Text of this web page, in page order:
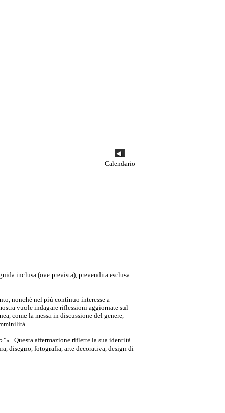
Calendario
inclusa (ove prevista), prevendita esclusa.
, nonché nel più continuo interesse a
vuole indagare riflessioni aggiornate sul
, come la messa in discussione del genere,
​. Questa affermazione riflette la sua identità
disegno, fotografia, arte decorativa, design di